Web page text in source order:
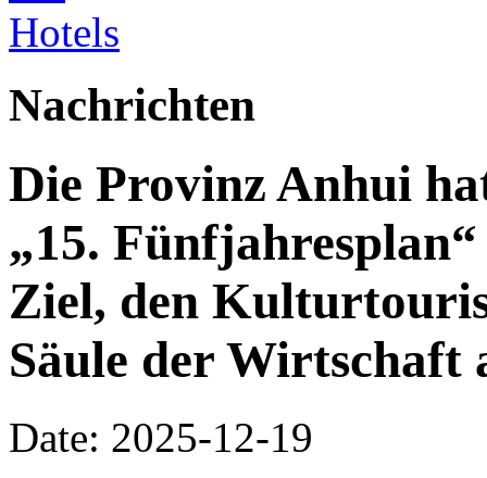
Nachrichten
Die Provinz Anhui
„15.
Ziel, den
Säule der Wirtschaft
Date: 2025-12-19